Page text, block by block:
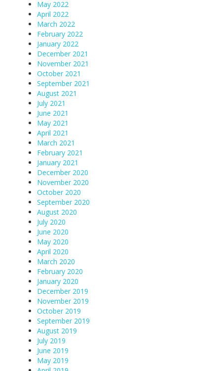
May 2022
April 2022
March 2022
February 2022
January 2022
December 2021
November 2021
October 2021
September 2021
August 2021
July 2021
June 2021
May 2021
April 2021
March 2021
February 2021
January 2021
December 2020
November 2020
October 2020
September 2020
August 2020
July 2020
June 2020
May 2020
April 2020
March 2020
February 2020
January 2020
December 2019
November 2019
October 2019
September 2019
August 2019
July 2019
June 2019
May 2019